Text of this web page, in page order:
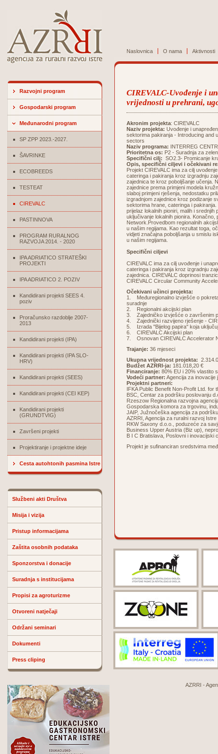
Naslovnica O nama Aktivnosti
Razvojni program
Gospodarski program
Međunarodni program
SP ZPP 2023.-2027.
ŠAVRINKE
ECOBREEDS
TESTEAT
CIREVALC
PASTINNOVA
PROGRAM RURALNOG
RAZVOJA 2014. - 2020
IPA ADRIATICO STRATEŠKI
PROJEKTI
IPA ADRIATICO 2. POZIV
Kandidirani projekti SEES 4.
poziv
Proračunsko razdoblje 2007-
2013
Kandidirani projekti (IPA)
Kandidirani projekti (IPA SLO-
HRV)
Kandidirani projekti (SEES)
Kandidirani projekti (CEI KEP)
Kandidirani projekti
(GRUNDTVIG)
Završeni projekti
Projektiranje i projektne ideje
Cesta autohtonih pasmina Istre
Službeni akti Društva
Misija i vizija
Pristup informacijama
Zaštita osobnih podataka
Sponzorstva i donacije
Suradnja s institucijama
Propisi za agroturizme
Otvoreni natječaji
Održani seminari
Dokumenti
Press cliping
CIREVALC-Uvođenje i
vrijednosti u prehrani,
Akronim projekta: CIREVALC
Naziv projekta: Uvođenje i
sektorima pakiranja - Introducing and
sectors
Naziv programa: INTERREG
Prioritetna os: P2 - Suradnja za
Specifični cilj: SO2.3- Promicanje
Opis, specifični ciljevi i očekivani
Projekt CIREVALC ima za cilj
cateringa i pakiranja kroz izgradnju
zajednica te kroz poboljšanje učenja.
zajednice prema primjeni modela
slaboj primjeni rješenja, nedostatku
izgradnjom zajednice kroz podizanje
sektorima hrane, cateringa i
prijelaz lokalnih pioniri, malih i
uključivanje lokalnih pionira.
Network.Provedbom regionalnih
u našim regijama. Kao rezultat toga,
vidjeti značajna poboljšanja u smislu
u našim regijama.
Specifični ciljevi
CIREVALC ima za cilj uvođenje i
cateringa i pakiranja kroz izgradnju
zajednica. CIREVALC doprinosi
CIREVALC Circular Community
Očekivani učinci projekta:
1. Međuregionalno izvješće o
suradnje
2. Regionalni akcijski plan
3. Zajedničko izvješće o završenim
4. Zajednički razvijeno rješenje -
5. Izrada ''Bijelog papira'' koja
6. CIREVALC Akcijski plan
7. Osnovan CIREVALC Accelerator
Trajanje: 36 mjeseci
Ukupna vrijednost projekta:
Budžet AZRRI-ja: 181.018,20 €
Financiranje: 80% EU i 20% vlastito
Vodeći partner: Agencija za
Projektni partneri:
IFKA Public Benefit Non-Profit Ltd.
BSC, Centar za podršku poslovanju
Rzeszow Regionalna razvojna
Gospodarska komora za trgovinu,
JAIP, Južnočeška agencija za
AZRRI, Agencija za ruralni razvoj
RKW Saxony d.o.o., poduzeće za
Business Upper Austria (Biz up),
B I C Bratislava, Poslovni i inovacijski
Projekt je sufinanciran sredstvima
AZRRI -